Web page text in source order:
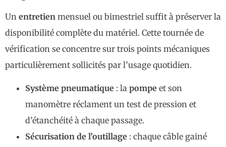
Un entretien mensuel ou bimestriel suffit à préserver la
disponibilité complète du matériel. Cette tournée de
vérification se concentre sur trois points mécaniques
particulièrement sollicités par l’usage quotidien.
Système pneumatique : la pompe et son
manomètre réclament un test de pression et
d’étanchéité à chaque passage.
Sécurisation de l’outillage : chaque câble gainé